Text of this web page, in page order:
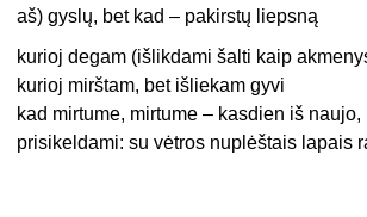
aš) gyslų, bet kad – pakirstų liepsną
kurioj degam (išlikdami šalti kaip
kurioj mirštam, bet išliekam gyvi
kad mirtume, mirtume – kasdien iš
prisikeldami: su vėtros nuplėštais lapais